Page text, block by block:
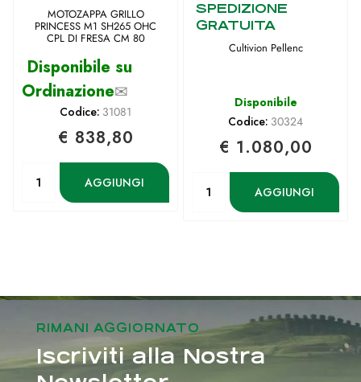
MOTOZAPPA GRILLO
PRINCESS M1 SH265 OHC
CPL DI FRESA CM 80
Disponibile su
Ordinazione✉
Codice: 31081
€ 838,80
AGGIUNGI
SPEDIZIONE
GRATUITA
Cultivion Pellenc
Disponibile
Codice: 30324
€ 1.080,00
AGGIUNGI
RIMANI AGGIORNATO
Iscriviti alla Nostra